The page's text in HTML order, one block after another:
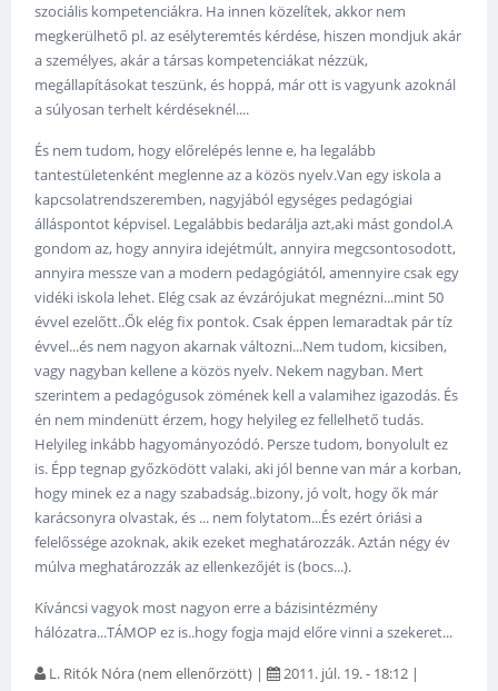
szociális kompetenciákra. Ha innen közelítek, akkor nem
megkerülhető pl. az esélyteremtés kérdése, hiszen mondjuk akár
a személyes, akár a társas kompetenciákat nézzük,
megállapításokat teszünk, és hoppá, már ott is vagyunk azoknál
a súlyosan terhelt kérdéseknél....
És nem tudom, hogy előrelépés lenne e, ha legalább
tantestületenként meglenne az a közös nyelv.Van egy iskola a
kapcsolatrendszeremben, nagyjából egységes pedagógiai
álláspontot képvisel. Legalábbis bedarálja azt,aki mást gondol.A
gondom az, hogy annyira idejétmúlt, annyira megcsontosodott,
annyira messze van a modern pedagógiától, amennyire csak egy
vidéki iskola lehet. Elég csak az évzárójukat megnézni...mint 50
évvel ezelőtt..Ők elég fix pontok. Csak éppen lemaradtak pár tíz
évvel...és nem nagyon akarnak változni...Nem tudom, kicsiben,
vagy nagyban kellene a közös nyelv. Nekem nagyban. Mert
szerintem a pedagógusok zömének kell a valamihez igazodás. És
én nem mindenütt érzem, hogy helyileg ez fellelhető tudás.
Helyileg inkább hagyományozódó. Persze tudom, bonyolult ez
is. Épp tegnap győzködött valaki, aki jól benne van már a korban,
hogy minek ez a nagy szabadság..bizony, jó volt, hogy ők már
karácsonyra olvastak, és ... nem folytatom...És ezért óriási a
felelőssége azoknak, akik ezeket meghatározzák. Aztán négy év
múlva meghatározzák az ellenkezőjét is (bocs...).
Kíváncsi vagyok most nagyon erre a bázisintézmény
hálózatra...TÁMOP ez is..hogy fogja majd előre vinni a szekeret...
L. Ritók Nóra (nem ellenőrzött) | 2011. júl. 19. - 18:12 |